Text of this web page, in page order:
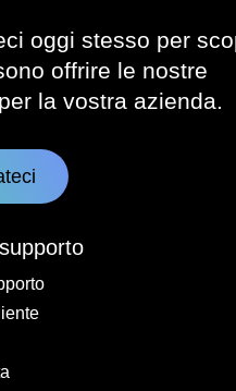
oggi stesso per
offrire le nostre
la vostra azienda.